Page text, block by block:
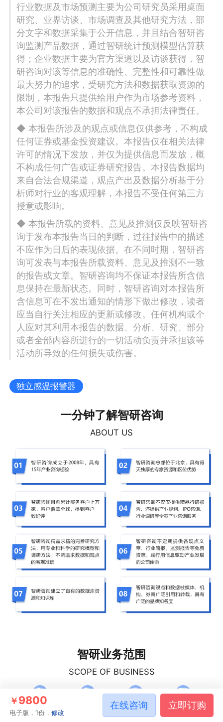
行业数据及市场预测主要为公司研究员采用桌面
研究、业界访谈、市场调查及其他研究方法，部
分文字和数据采集于公开信息，并且结合智研咨
询监测产品数据，通过智研统计预测模型估算获
得；企业数据主要为官方渠道以及访谈获得，智
研咨询对该等信息的准确性、完整性和可靠性做
最大努力的追求，受研究方法和数据获取资源的
限制，本报告只提供给用户作为市场参考资料，
本公司对该报告的数据和观点不承担法律责任。
◆ 本报告所涉及的观点或信息仅供参考，不构成
任何证券或基金投资建议。本报告仅在相关法律
许可的情况下发放，并仅为提供信息而发放，概
不构成任何广告或证券研究报告。本报告数据均
来自合法合规渠道，观点产出及数据分析基于分
析师对行业的客观理解，本报告不受任何第三方
授意或影响。
◆ 本报告所载的资料、意见及推测仅反映智研咨
询于发布本报告当日的判断，过往报告中的描述
不应作为日后的表现依据。在不同时期，智研咨
询可发表与本报告所载资料、意见及推测不一致
的报告或文章。智研咨询均不保证本报告所含信
息保持在最新状态。同时，智研咨询对本报告所
含信息可在不发出通知的情形下做出修改，读者
应当自行关注相应的更新或修改。任何机构或个
人应对其利用本报告的数据、分析、研究、部分
或者全部内容所进行的一切活动负责并承担该等
活动所导致的任何损失或伤害。
独立感温报警器
一分钟了解智研咨询
ABOUT US
智研业务范围
SCOPE OF BUSINESS
￥9800
电子版，1份，修改
在线咨询 立即订购